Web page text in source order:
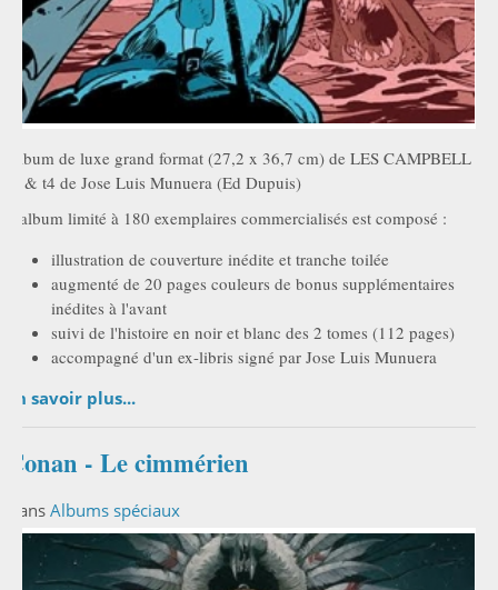
Album de luxe grand format (27,2 x 36,7 cm) de LES CAMPBELL
t3 & t4 de Jose Luis Munuera (Ed Dupuis)
L'album limité à 180 exemplaires commercialisés est composé :
illustration de couverture inédite et tranche toilée
augmenté de 20 pages couleurs de bonus supplémentaires
inédites à l'avant
suivi de l'histoire en noir et blanc des 2 tomes (112 pages)
accompagné d'un ex-libris signé par Jose Luis Munuera
En savoir plus...
Conan - Le cimmérien
Dans Albums spéciaux